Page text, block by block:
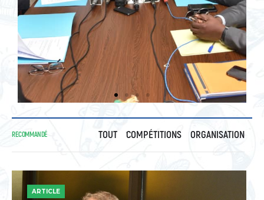
RECOMMANDÉ TOUT COMPÉTITIONS ORGANISATION
ARTICLE